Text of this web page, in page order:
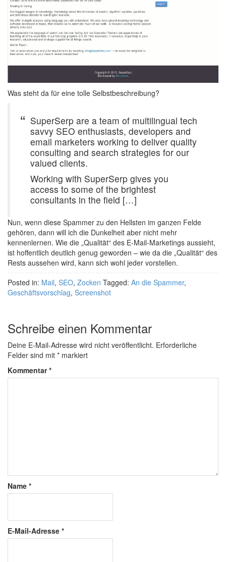
Was steht da für eine tolle Selbstbeschreibung?
SuperSerp are a team of multilingual tech
savvy SEO enthusiasts, developers and
email marketers working to deliver quality
consulting and search strategies for our
valued clients.
Working with SuperSerp gives you
access to some of the brightest
consultants in the field […]
Nun, wenn diese Spammer zu den Hellsten im ganzen Felde
gehören, dann will ich die Dunkelheit aber nicht mehr
kennenlernen. Wie die „Qualität“ des E-Mail-Marketings aussieht,
ist hoffentlich deutlich genug geworden – wie da die „Qualität“ des
Rests aussehen wird, kann sich wohl jeder vorstellen.
Posted in: Mail, SEO, Zocken Tagged: An die Spammer,
Geschäftsvorschlag, Screenshot
Schreibe einen Kommentar
Deine E-Mail-Adresse wird nicht veröffentlicht. Erforderliche
Felder sind mit * markiert
Kommentar*
Name *
E-Mail-Adresse *